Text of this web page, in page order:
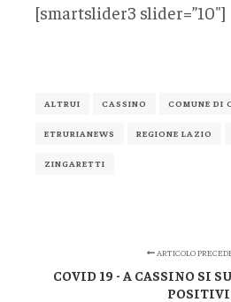
[smartslider3 slider=”10″]
ALTRUI CASSINO COMUNE DI
ETRURIANEWS REGIONE LAZIO
ZINGARETTI
ARTICOLO
COVID 19 - A CASSINO SI
POSITIVI